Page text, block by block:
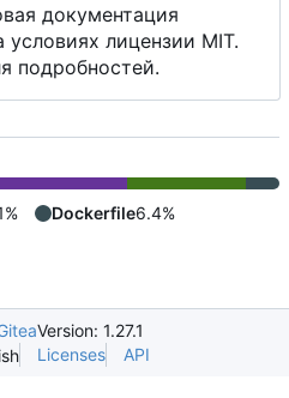
документация
условиях лицензии MIT.
подробностей.
Dockerfile6.4%
Version: 1.27.1
Licenses API